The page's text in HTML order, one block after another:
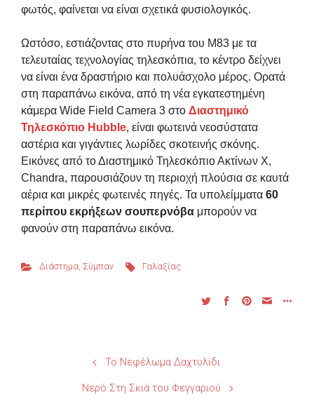
φωτός, φαίνεται να είναι σχετικά φυσιολογικός.
Ωστόσο, εστιάζοντας στο πυρήνα του M83 με τα
τελευταίας τεχνολογίας τηλεσκόπια, το κέντρο δείχνει
να είναι ένα δραστήριο και πολυάσχολο μέρος. Ορατά
στη παραπάνω εικόνα, από τη νέα εγκατεστημένη
κάμερα Wide Field Camera 3 στο Διαστημικό
Τηλεσκόπιο Hubble, είναι φωτεινά νεοσύστατα
αστέρια και γιγάντιες λωρίδες σκοτεινής σκόνης.
Εικόνες από το Διαστημικό Τηλεσκόπιο Ακτίνων Χ,
Chandra, παρουσιάζουν τη περιοχή πλούσια σε καυτά
αέρια και μικρές φωτεινές πηγές. Τα υπολείμματα 60
περίπου εκρήξεων σουπερνόβα μπορούν να
φανούν στη παραπάνω εικόνα.
Διάστημα, Σύμπαν Γαλαξίας
Το Νεφέλωμα Δαχτυλίδι
Νερό Στη Σκιά του Φεγγαριού